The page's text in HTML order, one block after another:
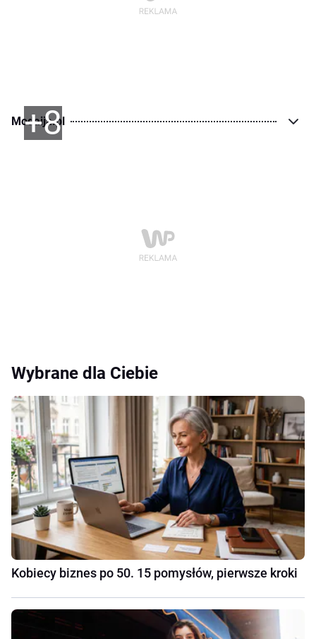
+8
Modaija.pl
Wybrane dla Ciebie
Kobiecy biznes po 50. 15 pomysłów, pierwsze kroki